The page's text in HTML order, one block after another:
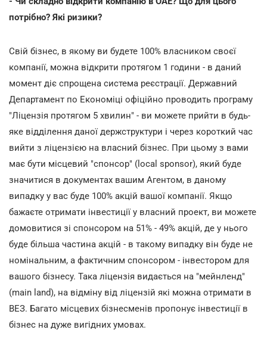
потрібно? Які ризики?
Свій бізнес, в якому ви будете 100% власником своєї
компанії, можна відкрити протягом 1 години - в даний
момент діє спрощена система реєстрації. Державний
Департамент по Економіці офіційно проводить програму
"Ліцензія протягом 5 хвилин" - ви можете прийти в будь-
яке відділення даної держструктури і через короткий час
вийти з ліцензією на власний бізнес. При цьому з вами
має бути місцевий "спонсор" (local sponsor), який буде
значитися в документах вашим Агентом, в даному
випадку у вас буде 100% акцій вашої компанії. Якщо
бажаєте отримати інвестиції у власний проект, ви можете
домовитися зі спонсором на 51% - 49% акцій, де у нього
буде більша частина акцій - в такому випадку він буде не
номінальним, а фактичним спонсором - інвестором для
вашого бізнесу. Така ліцензія видається на "мейнленд"
(main land), на відміну від ліцензій які можна отримати в
ВЕЗ. Багато місцевих бізнесменів пропонує інвестиції в
бізнес на дуже вигідних умовах.